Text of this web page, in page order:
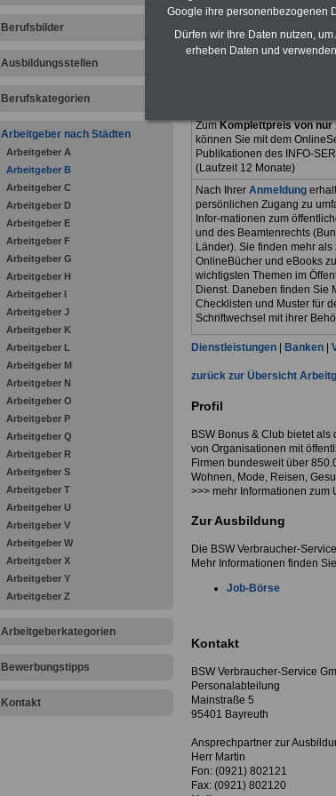
Berufsbilder
Ausbildungsstellen
Berufskategorien
Arbeitgeber nach Städten
Arbeitgeber A
Arbeitgeber B
Arbeitgeber C
Arbeitgeber D
Arbeitgeber E
Arbeitgeber F
Arbeitgeber G
Arbeitgeber H
Arbeitgeber I
Arbeitgeber J
Arbeitgeber K
Arbeitgeber L
Arbeitgeber M
Arbeitgeber N
Arbeitgeber O
Arbeitgeber P
Arbeitgeber Q
Arbeitgeber R
Arbeitgeber S
Arbeitgeber T
Arbeitgeber U
Arbeitgeber V
Arbeitgeber W
Arbeitgeber X
Arbeitgeber Y
Arbeitgeber Z
Arbeitgeberkategorien
Bewerbungstipps
Kontakt
Einkommen, Arbeitszeit,
Beihilfe, Heilfürsorge, Pflege
Das eBook ist verständlich
gegliedert.>>>Der 150-
ZumKomplettpreis von nur
können Sie mit dem
Publikationen des INFO-
(Laufzeit 12 Monate)
Nach Ihrer Anmeldung
persönlichen Zugang zu
Infor-mationen zum
und des Beamtenrechts
Länder). Sie finden mehr als
OnlineBücher und eBooks
wichtigsten Themen im
Dienst. Daneben finden Sie
Checklisten und Muster für
Schriftwechsel mit ihrer
Dienstleistungen| Banken|
zurück zur Übersicht
Profil
BSW Bonus & Club bietet
von Organisationen mit
Firmen bundesweit über
Wohnen, Mode, Reisen,
>>> mehr Informationen zum
Zur Ausbildung
Die BSW Verbraucher-
Mehr Informationen finden
Job-Börse
Kontakt
BSW Verbraucher-Service
Personalabteilung
Mainstraße 5
95401 Bayreuth
Ansprechpartner zur
Herr Martin
Fon: (0921) 802121
Fax: (0921) 802120
Google ihre personenbezogenen
Dürfen wir Ihre Daten nutzen,
erheben Daten und